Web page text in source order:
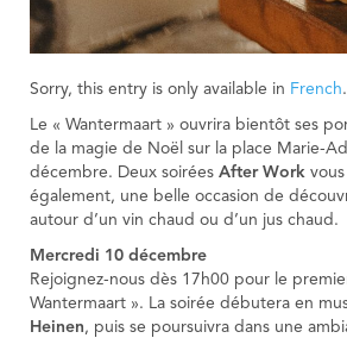
Sorry, this entry is only available in French.
Le « Wantermaart » ouvrira bientôt ses
de la magie de Noël sur la place Marie-
décembre. Deux soirées After Work
également, une belle occasion de
autour d’un vin chaud ou d’un jus chaud.
Mercredi 10 décembre
Rejoignez-nous dès 17h00 pour le
Wantermaart ». La soirée débutera en
Heinen, puis se poursuivra dans une